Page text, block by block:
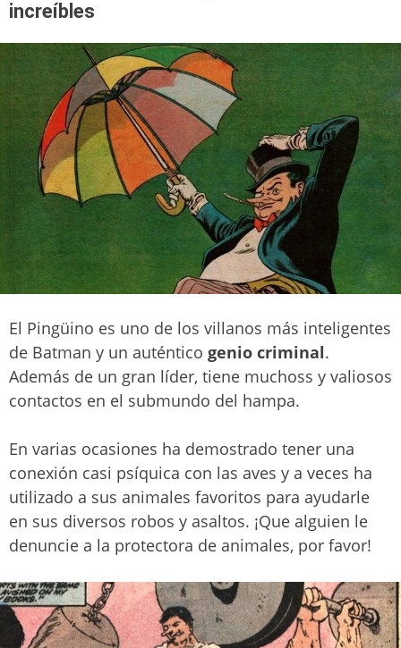
increíbles
El Pingüino es uno de los villanos más inteligentes
de Batman y un auténtico genio criminal.
Además de un gran líder, tiene muchoss y valiosos
contactos en el submundo del hampa.
En varias ocasiones ha demostrado tener una
conexión casi psíquica con las aves y a veces ha
utilizado a sus animales favoritos para ayudarle
en sus diversos robos y asaltos. ¡Que alguien le
denuncie a la protectora de animales, por favor!